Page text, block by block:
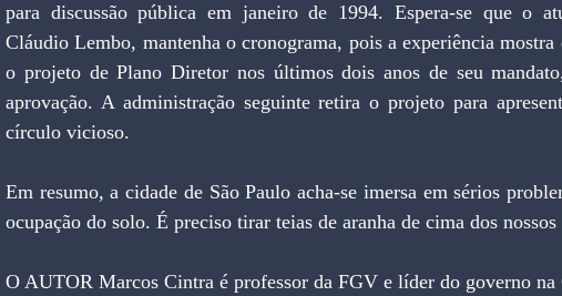
para discussão pública em janeiro de 1994. Espera-se que o
Cláudio Lembo, mantenha o cronograma, pois a experiência mostra
o projeto de Plano Diretor nos últimos dois anos de seu
aprovação. A administração seguinte retira o projeto para
círculo vicioso.
Em resumo, a cidade de São Paulo acha-se imersa em sérios
ocupação do solo. É preciso tirar teias de aranha de cima dos
O AUTOR Marcos Cintra é professor da FGV e líder do governo